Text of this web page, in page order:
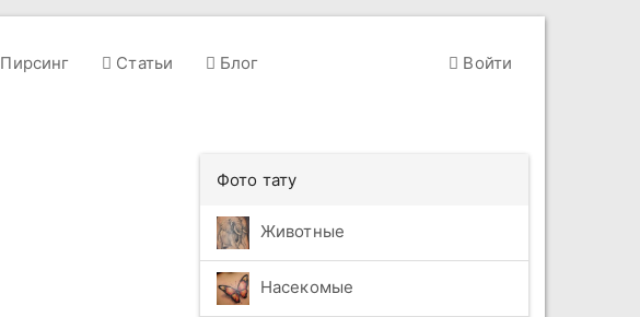
Пирсинг Статьи Блог Войти
Фото тату
Животные
Насекомые